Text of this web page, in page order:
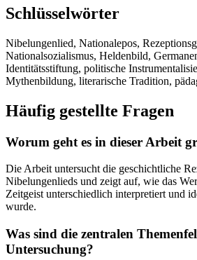
Schlüsselwörter
Nibelungenlied, Nationalepos,
Nationalsozialismus, Heldenbild,
Identitätsstiftung, politische
Mythenbildung, literarische Tradition,
Häufig gestellte Fragen
Worum geht es in dieser Arbeit
Die Arbeit untersucht die geschichtliche
Nibelungenlieds und zeigt auf, wie das
Zeitgeist unterschiedlich interpretiert und
wurde.
Was sind die zentralen
Untersuchung?